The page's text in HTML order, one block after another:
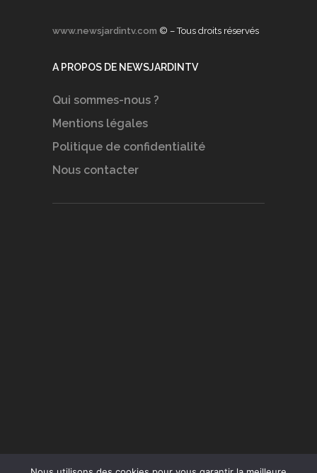
www.newsjardintv.com © – Tous droits réservés
A PROPOS DE NEWSJARDINTV
Qui sommes-nous ?
Mentions légales
Politique de confidentialité
Nous contacter